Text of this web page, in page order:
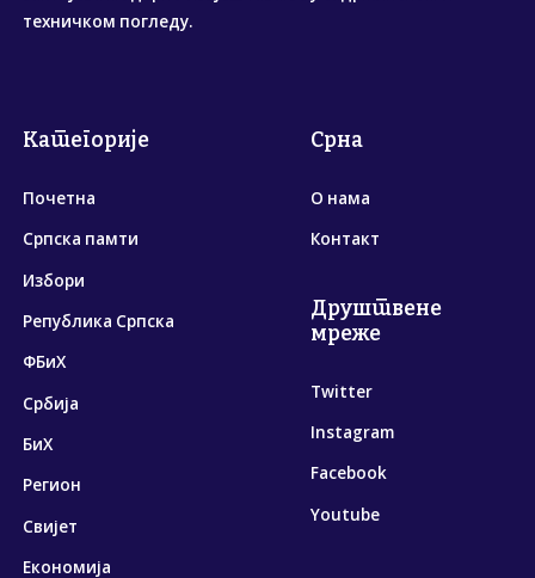
техничком погледу.
Категорије
Почетна
Српска памти
Избори
Република Српска
ФБиХ
Србија
БиХ
Регион
Свијет
Економија
Срна
О нама
Контакт
Друштвене
мреже
Twitter
Instagram
Facebook
Youtube